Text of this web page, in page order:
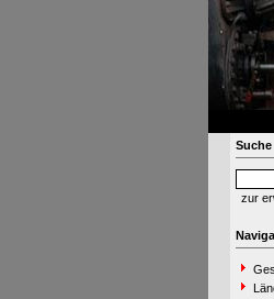
Suche
zur